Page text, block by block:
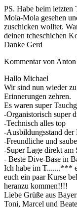
PS. Habe beim
Mola-Mola gesehen
zuschicken wolltet.
deinen tcheschichen
Danke Gerd
Kommentar von Anton
Hallo Michael
Wir sind nun wieder
Erinnerungen zehren.
Es waren super
-Organistorisch super
-Technisch alles top
-Ausbildungsstand der
-Freundliche und
-Super Lage direkt am
- Beste Dive-Base in
Ich habe im T.......***
euch ein paar Kurse
heranzu kommen!!!!
Liebe Grüße aus
Toni, Marcel und Beate